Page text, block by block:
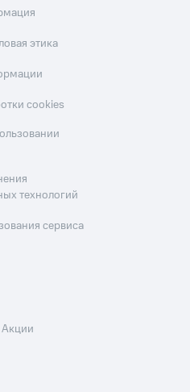
этика
cookies
технологий
сервиса
Акции